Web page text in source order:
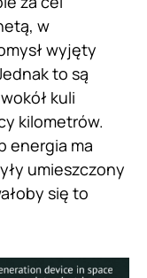
w
wyjęty
to są
kuli
kilometrów.
energia ma
umieszczony
się to